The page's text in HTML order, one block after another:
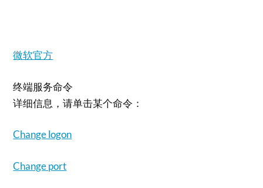
微软官方
终端服务命令
详细信息，请单击某个命令：
Change logon
Change port